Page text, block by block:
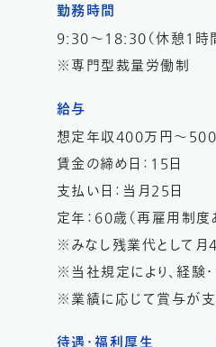
勤務時間
9:30～18:30（休憩1時
※専門型裁量労働制
給与
想定年収400万円～
賃金の締め日：15日
支払い日：当月25日
定年：60歳（再雇用制度
※みなし残業代として月
※当社規定により、経験
※業績に応じて賞与が支